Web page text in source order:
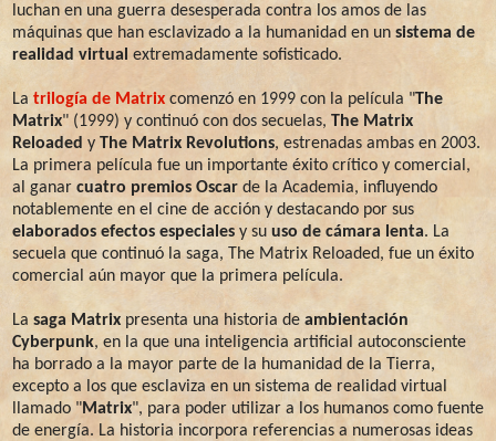
luchan en una guerra desesperada contra los amos de las
máquinas que han esclavizado a la humanidad en un sistema de
realidad virtual extremadamente sofisticado.
La trilogía de Matrix comenzó en 1999 con la película "The
Matrix" (1999) y continuó con dos secuelas, The Matrix
Reloaded y The Matrix Revolutions, estrenadas ambas en 2003.
La primera película fue un importante éxito crítico y comercial,
al ganar cuatro premios Oscar de la Academia, influyendo
notablemente en el cine de acción y destacando por sus
elaborados efectos especiales y su uso de cámara lenta. La
secuela que continuó la saga, The Matrix Reloaded, fue un éxito
comercial aún mayor que la primera película.
La saga Matrix presenta una historia de ambientación
Cyberpunk, en la que una inteligencia artificial autoconsciente
ha borrado a la mayor parte de la humanidad de la Tierra,
excepto a los que esclaviza en un sistema de realidad virtual
llamado "Matrix", para poder utilizar a los humanos como fuente
de energía. La historia incorpora referencias a numerosas ideas